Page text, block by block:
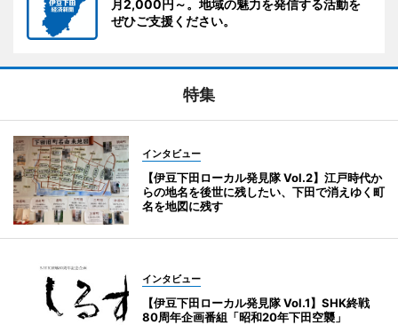
月2,000円～。地域の魅力を発信する活動を
ぜひご支援ください。
特集
インタビュー
【伊豆下田ローカル発見隊 Vol.2】江戸時代か
らの地名を後世に残したい、下田で消えゆく町
名を地図に残す
インタビュー
【伊豆下田ローカル発見隊 Vol.1】SHK終戦
80周年企画番組「昭和20年下田空襲」